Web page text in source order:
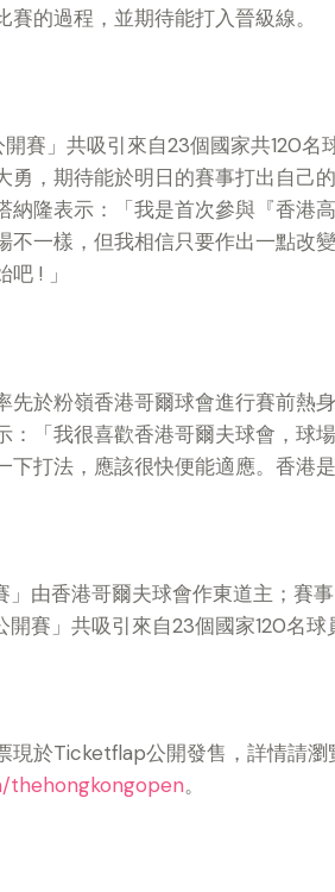
的過程，並期待能打入晉級線。
賽」共吸引來自23個國家共120
勇，期待能於明日的賽事打出自己
納隆表示：「我是首次參與『香港
不一樣，但我相信只要作出一點改
! 」
先於粉嶺香港哥爾球會進行賽前熱
：「我很喜歡香港哥爾夫球會，球
下打法，應該很快便能適應。香港
」由香港哥爾夫球會作東道主；賽
賽」共吸引來自23個國家120名球
現於Ticketflap公開發售，詳情請瀏
thehongkongopen。